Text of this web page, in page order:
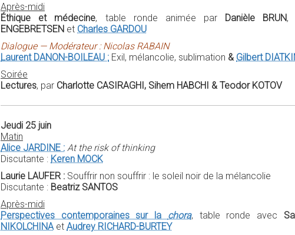
Après-midi
Éthique et médecine, table ronde animée par Danièle BRUN,
ENGEBRETSEN et Charles GARDOU
Dialogue — Modérateur : Nicolas RABAIN
Laurent DANON-BOILEAU : Exil, mélancolie, sublimation & Gilbert
Soirée
Lectures, par Charlotte CASIRAGHI, Sihem HABCHI & Teodor KOTOV
Jeudi 25 juin
Matin
Alice JARDINE : At the risk of thinking
Discutante : Keren MOCK
Laurie LAUFER : Souffrir non souffrir : le soleil noir de la mélancolie
Discutante : Beatriz SANTOS
Après-midi
Perspectives contemporaines sur la chora, table ronde avec
NIKOLCHINA et Audrey RICHARD-BURTEY